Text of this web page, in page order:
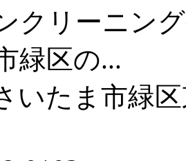
クリーニン
緑区の...
いたま市緑